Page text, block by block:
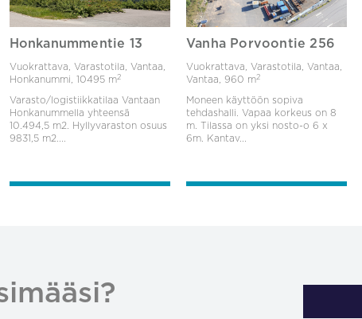
Honkanummentie 13
Vuokrattava, Varastotila, Vantaa,
Honkanummi, 10495 m2
Varasto/logistiikkatilaa Vantaan
Honkanummella yhteensä
10.494,5 m2. Hyllyvaraston osuus
9831,5 m2....
Vanha Porvoontie 256
Vuokrattava, Varastotila, Vantaa,
Vantaa, 960 m2
Moneen käyttöön sopiva
tehdashalli. Vapaa korkeus on 8
m. Tilassa on yksi nosto-o 6 x
6m. Kantav...